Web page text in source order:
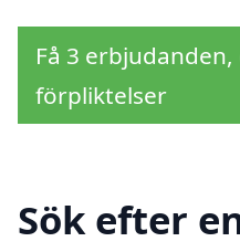
Få 3
förpliktelser
Sök efter